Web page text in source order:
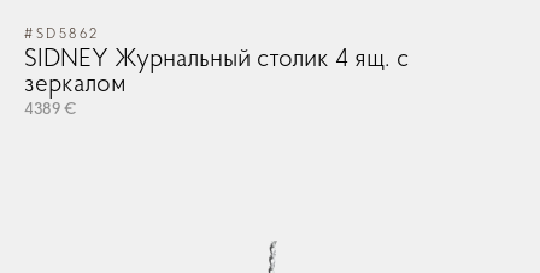
#SD5862
SIDNEY Журнальный столик 4 ящ. с
зеркалом
4389 €